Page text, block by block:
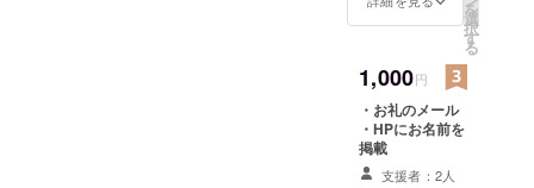
を
選
択
す
る
1,000円
・お礼のメール
・HPにお名前を
掲載
支援者：2人